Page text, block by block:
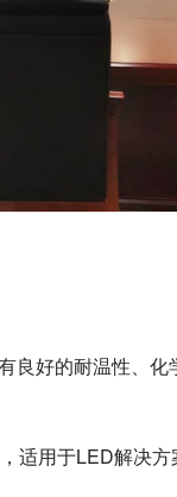
好的耐温性、化
用于LED解决方